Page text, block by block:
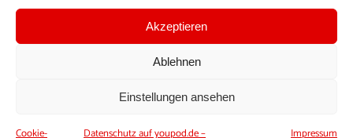
Akzeptieren
Ablehnen
Einstellungen ansehen
Cookie- Datenschutz auf youpod.de – Impressum
Einloggen